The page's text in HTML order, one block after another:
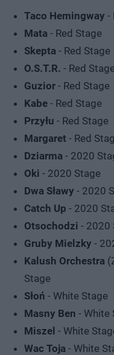
Taco Hemingway -
Mata - Red Stage
Skepta - Red Stage
O.S.T.R. - Red
Guzior - Red Stage
Kabe - Red Stage
Przyłu - Red Stage
Margaret - Red
Dziarma - 2020
Oki - 2020 Stage
Dwa Sławy - 2020
Catch Up - 2020
Otsochodzi - 2020
Gruby Mielzky -
Kalush Orchestra
Stage
Słoń - White Stage
Masny Ben - White
Miszel - White
Wac Toja - White